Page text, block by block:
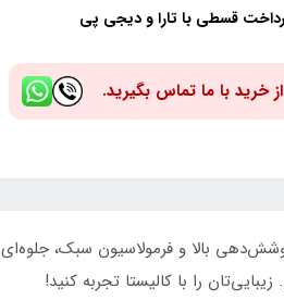
قسطی با تارا و دیجی پی
خرید با ما تماس بگیرید.
بالا و فرمولاسیون سبک،
را با کالیستا تجربه کنید!